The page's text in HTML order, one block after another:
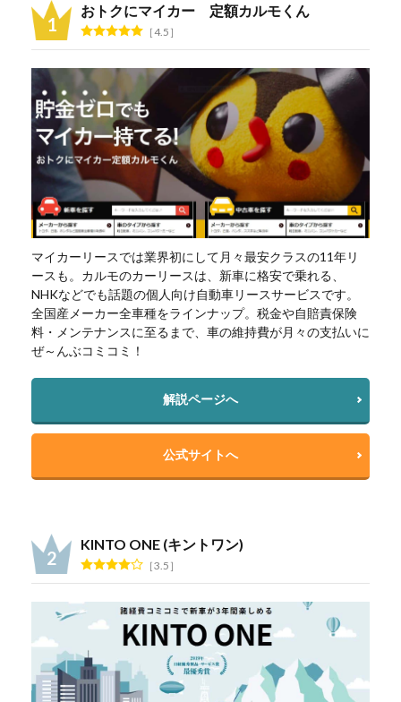
おトクにマイカー 定額カルモくん
4.5
マイカーリースでは業界初にして月々最安クラスの11年リ
ースも。カルモのカーリースは、新車に格安で乗れる、
NHKなどでも話題の個人向け自動車リースサービスです。
全国産メーカー全車種をラインナップ。税金や自賠責保険
料・メンテナンスに至るまで、車の維持費が月々の支払いに
ぜ～んぶコミコミ！
解説ページへ
公式サイトへ
KINTO ONE (キントワン)
3.5